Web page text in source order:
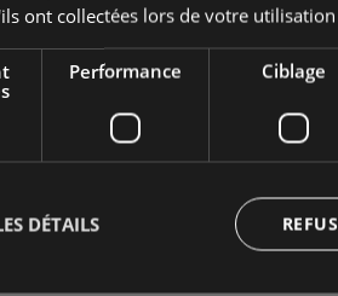
Stylo marqueur
Pince coupante sur
tout ce que vous aimeriez
ont collectées lors de votre utilisation
Performance Ciblage
DÉTAILS